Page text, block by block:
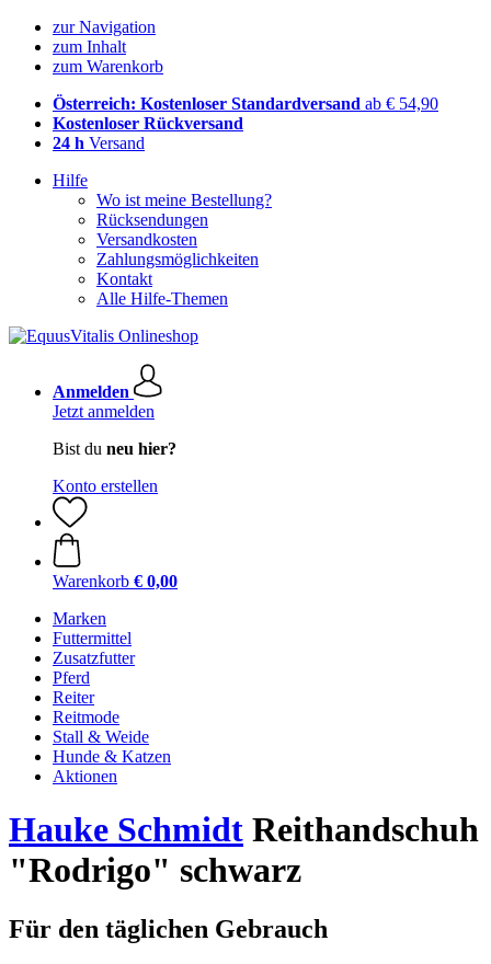
zur Navigation
zum Inhalt
zum Warenkorb
Österreich: Kostenloser Standardversand ab € 54,90
Kostenloser Rückversand
24 h Versand
Hilfe
Wo ist meine Bestellung?
Rücksendungen
Versandkosten
Zahlungsmöglichkeiten
Kontakt
Alle Hilfe-Themen
Anmelden
Jetzt anmelden
Bist du neu hier?
Konto erstellen
Warenkorb € 0,00
Marken
Futtermittel
Zusatzfutter
Pferd
Reiter
Reitmode
Stall & Weide
Hunde & Katzen
Aktionen
Hauke Schmidt Reithandschuh
"Rodrigo" schwarz
Für den täglichen Gebrauch